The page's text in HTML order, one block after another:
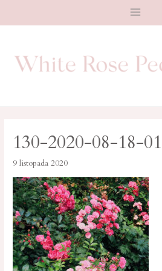
Main
130-2020-08-18-
9 listopada 2020